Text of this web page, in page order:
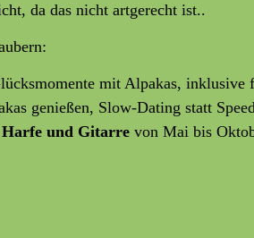
da das nicht artgerecht ist..
mit Alpakas,
genießen, Slow-Dating statt
und Gitarre von Mai bis